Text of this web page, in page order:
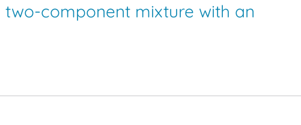
component mixture with an